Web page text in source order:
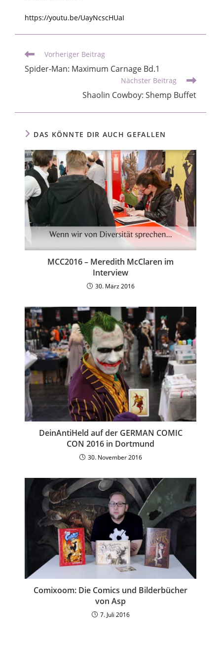
https://youtu.be/UayNcscHUaI
Vorheriger Beitrag
Spider-Man: Maximum Carnage Bd.1
Nächster Beitrag
Shaolin Cowboy: Shemp Buffet
DAS KÖNNTE DIR AUCH GEFALLEN
MCC2016 – Meredith McClaren im
Interview
30. März 2016
DeinAntiHeld auf der GERMAN COMIC
CON 2016 in Dortmund
30. November 2016
Comixoom: Die Comics und Bilderbücher
von Asp
7. Juli 2016